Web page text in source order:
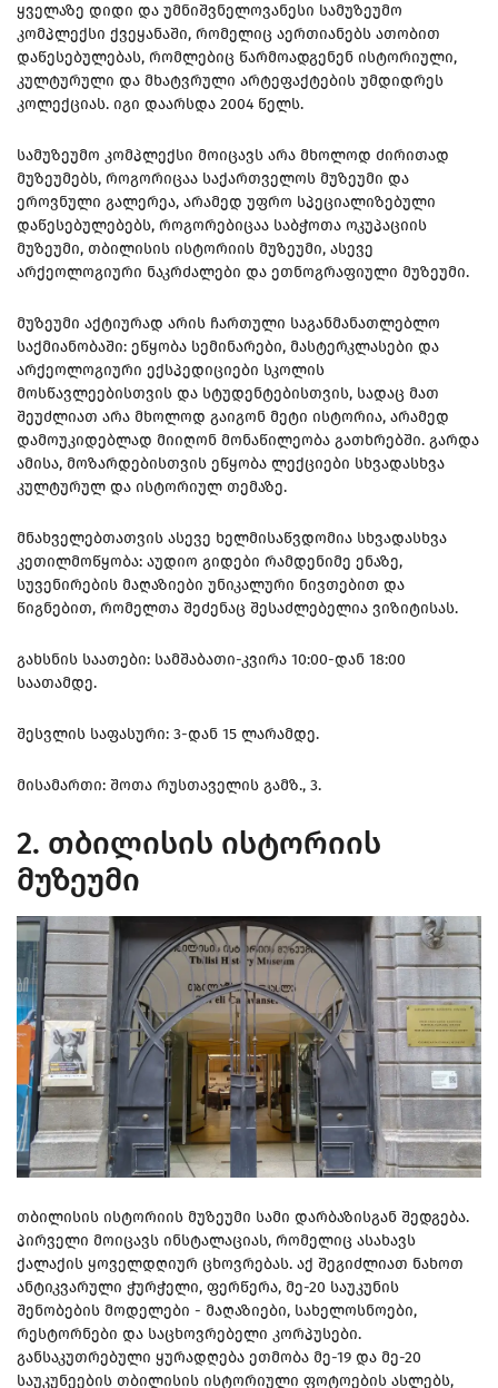
ყველაზე დიდი და უმნიშვნელოვანესი სამუზეუმო
კომპლექსი ქვეყანაში, რომელიც აერთიანებს ათობით
დაწესებულებას, რომლებიც წარმოადგენენ ისტორიული,
კულტურული და მხატვრული არტეფაქტების უმდიდრეს
კოლექციას. იგი დაარსდა 2004 წელს.
სამუზეუმო კომპლექსი მოიცავს არა მხოლოდ ძირითად
მუზეუმებს, როგორიცაა საქართველოს მუზეუმი და
ეროვნული გალერეა, არამედ უფრო სპეციალიზებული
დაწესებულებებს, როგორებიცაა საბჭოთა ოკუპაციის
მუზეუმი, თბილისის ისტორიის მუზეუმი, ასევე
არქეოლოგიური ნაკრძალები და ეთნოგრაფიული მუზეუმი.
მუზეუმი აქტიურად არის ჩართული საგანმანათლებლო
საქმიანობაში: ეწყობა სემინარები, მასტერკლასები და
არქეოლოგიური ექსპედიციები სკოლის
მოსწავლეებისთვის და სტუდენტებისთვის, სადაც მათ
შეუძლიათ არა მხოლოდ გაიგონ მეტი ისტორია, არამედ
დამოუკიდებლად მიიღონ მონაწილეობა გათხრებში. გარდა
ამისა, მოზარდებისთვის ეწყობა ლექციები სხვადასხვა
კულტურულ და ისტორიულ თემაზე.
მნახველებთათვის ასევე ხელმისაწვდომია სხვადასხვა
კეთილმოწყობა: აუდიო გიდები რამდენიმე ენაზე,
სუვენირების მაღაზიები უნიკალური ნივთებით და
წიგნებით, რომელთა შეძენაც შესაძლებელია ვიზიტისას.
გახსნის საათები: სამშაბათი-კვირა 10:00-დან 18:00
საათამდე.
შესვლის საფასური: 3-დან 15 ლარამდე.
მისამართი: შოთა რუსთაველის გამზ., 3.
2. თბილისის ისტორიის
მუზეუმი
თბილისის ისტორიის მუზეუმი სამი დარბაზისგან შედგება.
პირველი მოიცავს ინსტალაციას, რომელიც ასახავს
ქალაქის ყოველდღიურ ცხოვრებას. აქ შეგიძლიათ ნახოთ
ანტიკვარული ჭურჭელი, ფერწერა, მე-20 საუკუნის
შენობების მოდელები - მაღაზიები, სახელოსნოები,
რესტორნები და საცხოვრებელი კორპუსები.
განსაკუთრებული ყურადღება ეთმობა მე-19 და მე-20
საუკუნეების თბილისის ისტორიული ფოტოების ასლებს,